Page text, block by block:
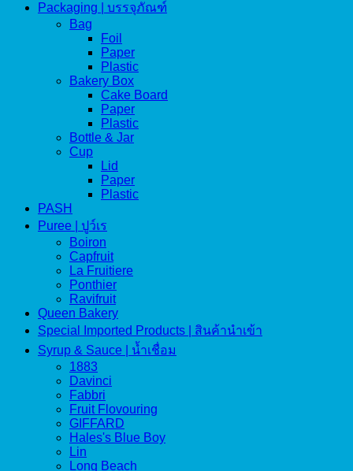
Packaging | บรรจุภัณฑ์
Bag
Foil
Paper
Plastic
Bakery Box
Cake Board
Paper
Plastic
Bottle & Jar
Cup
Lid
Paper
Plastic
PASH
Puree | ปูว์เร
Boiron
Capfruit
La Fruitiere
Ponthier
Ravifruit
Queen Bakery
Special Imported Products | สินค้านำเข้า
Syrup & Sauce | น้ำเชื่อม
1883
Davinci
Fabbri
Fruit Flovouring
GIFFARD
Hales's Blue Boy
Lin
Long Beach